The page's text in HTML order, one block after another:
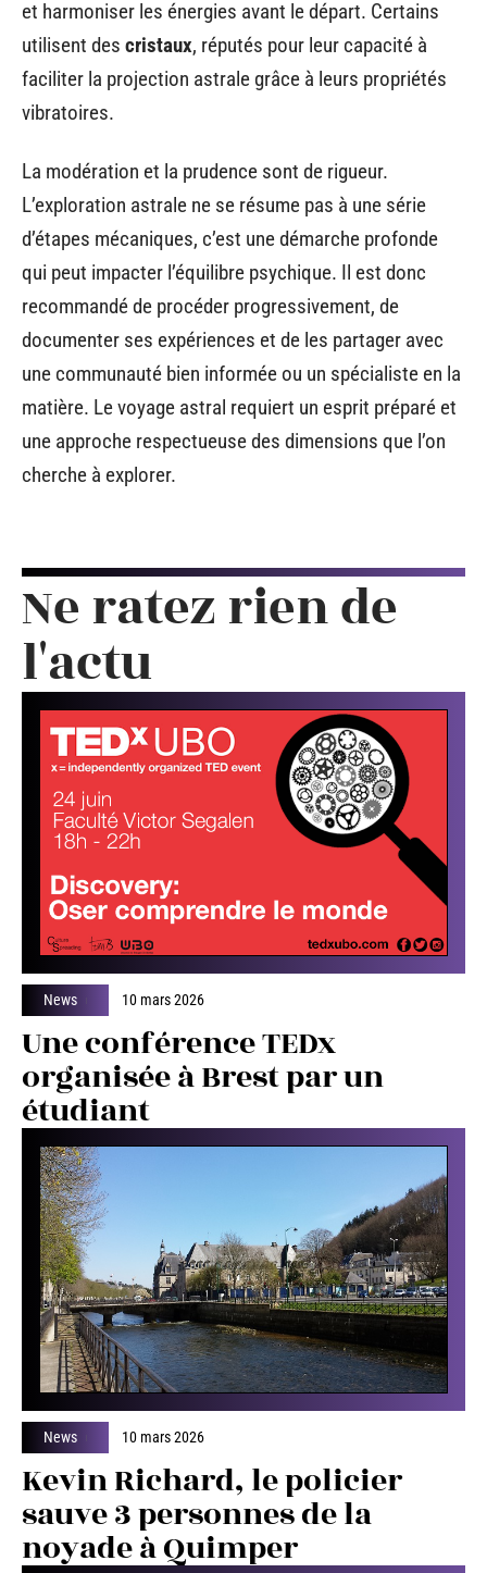
et harmoniser les énergies avant le départ. Certains
utilisent des cristaux, réputés pour leur capacité à
faciliter la projection astrale grâce à leurs propriétés
vibratoires.
La modération et la prudence sont de rigueur.
L’exploration astrale ne se résume pas à une série
d’étapes mécaniques, c’est une démarche profonde
qui peut impacter l’équilibre psychique. Il est donc
recommandé de procéder progressivement, de
documenter ses expériences et de les partager avec
une communauté bien informée ou un spécialiste en la
matière. Le voyage astral requiert un esprit préparé et
une approche respectueuse des dimensions que l’on
cherche à explorer.
Ne ratez rien de
l'actu
News 10 mars 2026
Une conférence TEDx
organisée à Brest par un
étudiant
News 10 mars 2026
Kevin Richard, le policier
sauve 3 personnes de la
noyade à Quimper